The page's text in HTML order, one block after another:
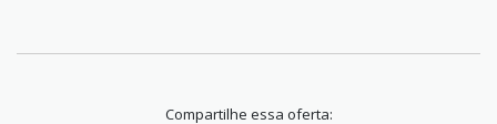
Compartilhe essa oferta: